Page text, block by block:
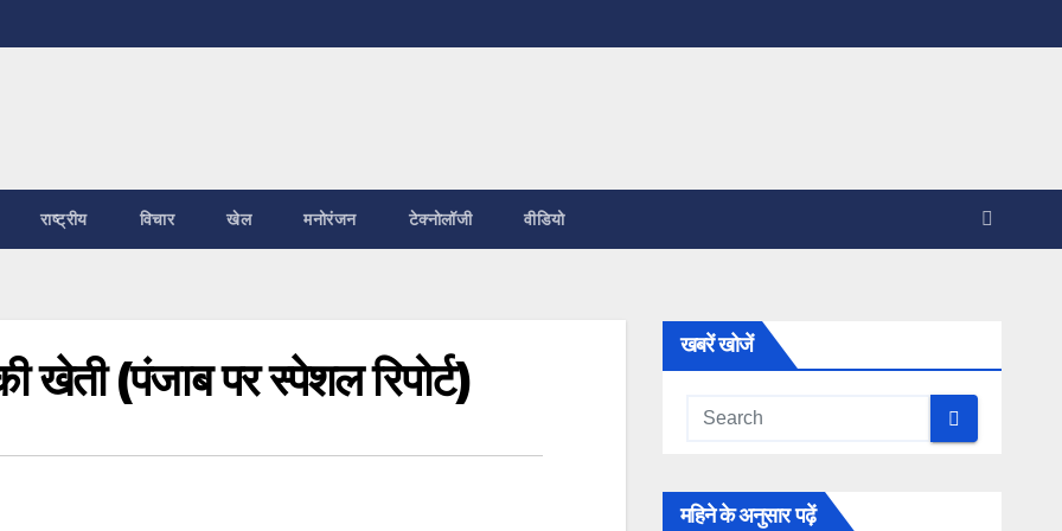
राष्ट्रीय विचार खेल मनोरंजन टेक्नोलॉजी वीडियो
खेती (पंजाब पर स्पेशल रिपोर्ट)
खबरें खोजें
महिने के अनुसार पढ़ें